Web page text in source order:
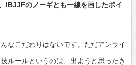
IBJJFのノーギとも一線を画したポイ
んなこだわりはないです。ただアンライ
ルールというのは、出ようと思ったき